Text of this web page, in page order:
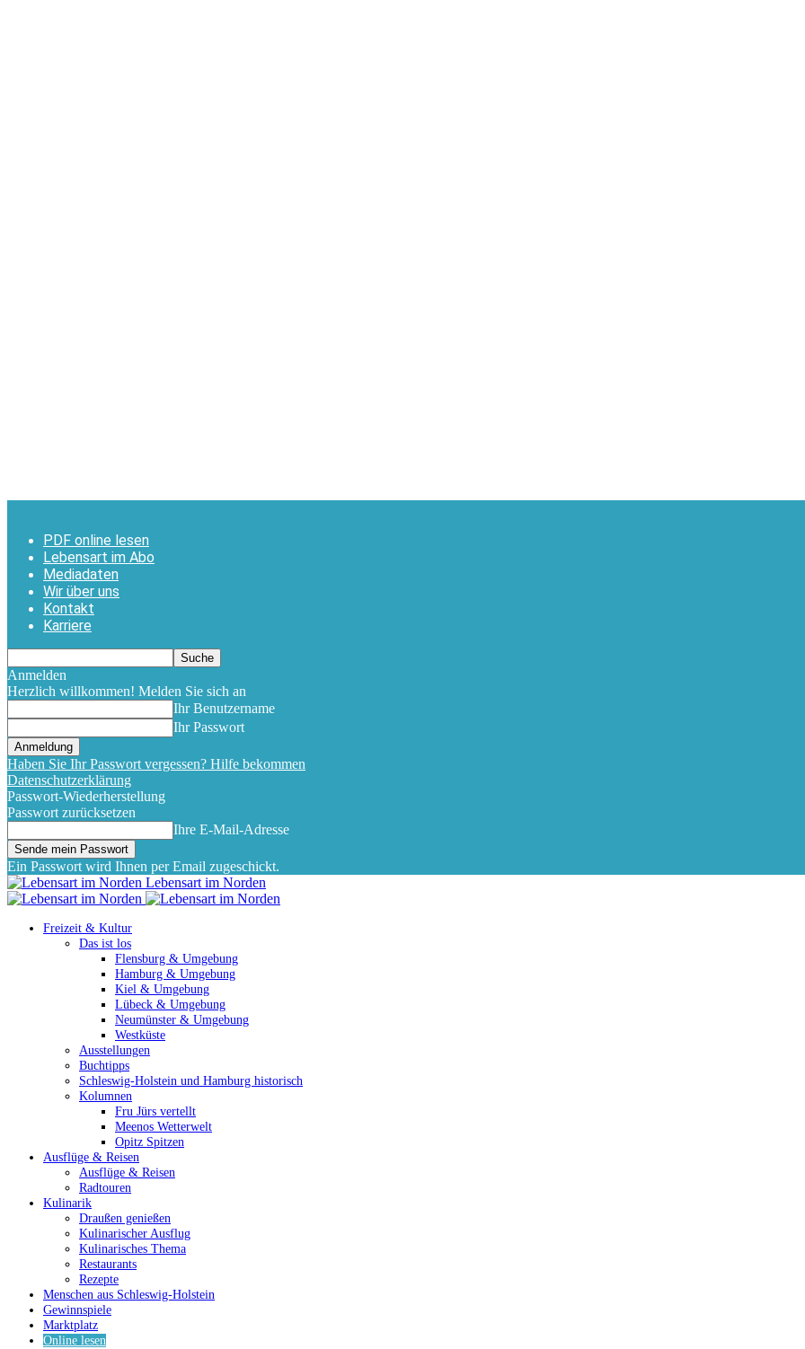
PDF online lesen
Lebensart im Abo
Mediadaten
Wir über uns
Kontakt
Karriere
Anmelden
Herzlich willkommen! Melden Sie sich an
Ihr Benutzername
Ihr Passwort
Haben Sie Ihr Passwort vergessen? Hilfe bekommen
Datenschutzerklärung
Passwort-Wiederherstellung
Passwort zurücksetzen
Ihre E-Mail-Adresse
Ein Passwort wird Ihnen per Email zugeschickt.
Lebensart im Norden
Freizeit & Kultur
Das ist los
Flensburg & Umgebung
Hamburg & Umgebung
Kiel & Umgebung
Lübeck & Umgebung
Neumünster & Umgebung
Westküste
Ausstellungen
Buchtipps
Schleswig-Holstein und Hamburg historisch
Kolumnen
Fru Jürs vertellt
Meenos Wetterwelt
Opitz Spitzen
Ausflüge & Reisen
Ausflüge & Reisen
Radtouren
Kulinarik
Draußen genießen
Kulinarischer Ausflug
Kulinarisches Thema
Restaurants
Rezepte
Menschen aus Schleswig-Holstein
Gewinnspiele
Marktplatz
Online lesen